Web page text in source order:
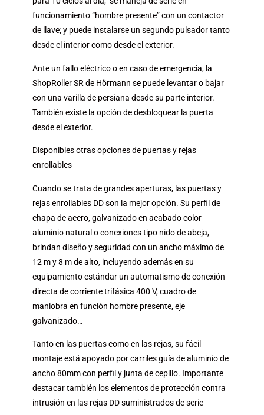
funcionamiento “hombre presente” con un contactor
de llave; y puede instalarse un segundo pulsador tanto
desde el interior como desde el exterior.
Ante un fallo eléctrico o en caso de emergencia, la
ShopRoller SR de Hörmann se puede levantar o bajar
con una varilla de persiana desde su parte interior.
También existe la opción de desbloquear la puerta
desde el exterior.
Disponibles otras opciones de puertas y rejas
enrollables
Cuando se trata de grandes aperturas, las puertas y
rejas enrollables DD son la mejor opción. Su perfil de
chapa de acero, galvanizado en acabado color
aluminio natural o conexiones tipo nido de abeja,
brindan diseño y seguridad con un ancho máximo de
12 m y 8 m de alto, incluyendo además en su
equipamiento estándar un automatismo de conexión
directa de corriente trifásica 400 V, cuadro de
maniobra en función hombre presente, eje
galvanizado…
Tanto en las puertas como en las rejas, su fácil
montaje está apoyado por carriles guía de aluminio de
ancho 80mm con perfil y junta de cepillo. Importante
destacar también los elementos de protección contra
intrusión en las rejas DD suministrados de serie